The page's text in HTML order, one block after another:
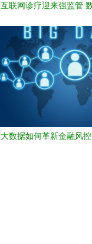
互联网诊疗迎来强监管
大数据如何革新金融风